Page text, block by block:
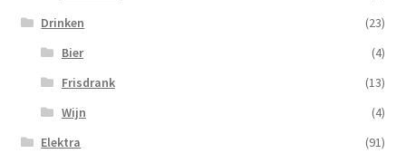
Drinken
(23)
Bier
(4)
Frisdrank
(13)
Wijn
(4)
Elektra
(91)